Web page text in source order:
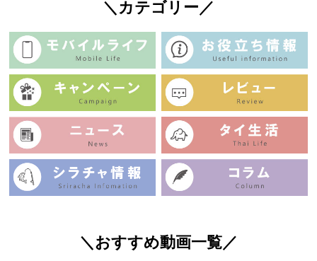
＼カテゴリー／
＼おすすめ動画一覧／